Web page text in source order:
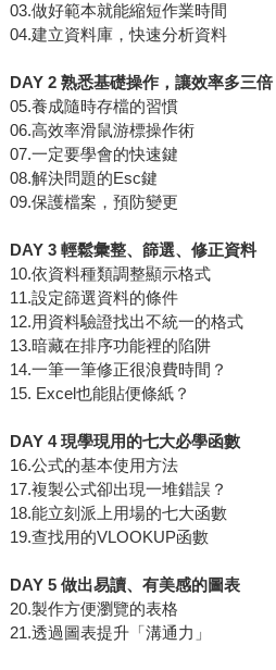
03.做好範本就能縮短作業時間
04.建立資料庫，快速分析資料
DAY 2 熟悉基礎操作，讓效率多三倍
05.養成隨時存檔的習慣
06.高效率滑鼠游標操作術
07.一定要學會的快速鍵
08.解決問題的Esc鍵
09.保護檔案，預防變更
DAY 3 輕鬆彙整、篩選、修正資料
10.依資料種類調整顯示格式
11.設定篩選資料的條件
12.用資料驗證找出不統一的格式
13.暗藏在排序功能裡的陷阱
14.一筆一筆修正很浪費時間？
15. Excel也能貼便條紙？
DAY 4 現學現用的七大必學函數
16.公式的基本使用方法
17.複製公式卻出現一堆錯誤？
18.能立刻派上用場的七大函數
19.查找用的VLOOKUP函數
DAY 5 做出易讀、有美感的圖表
20.製作方便瀏覽的表格
21.透過圖表提升「溝通力」